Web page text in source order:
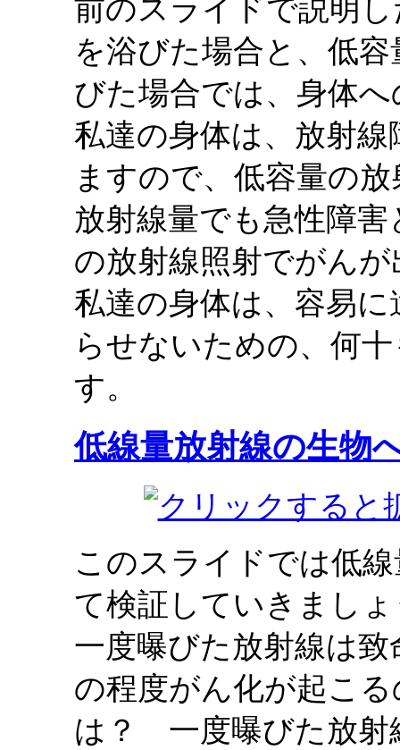
前のスライドで説明
を浴びた場合と、低
びた場合では、身体
私達の身体は、放射
ますので、低容量の
放射線量でも急性障
の放射線照射でがん
私達の身体は、容易
らせないための、何
す。
低線量放射線の生物
このスライドでは低
て検証していきまし
一度曝びた放射線は
の程度がん化が起こ
は？ 一度曝びた放射